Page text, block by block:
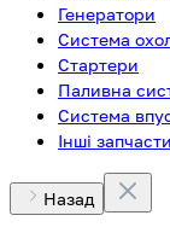
Генератори
Система
Стартери
Паливна
Система
Інші
Назад